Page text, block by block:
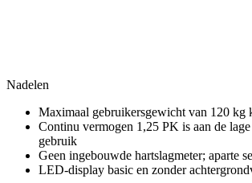
Nadelen
Maximaal gebruikersgewicht van 120 kg
Continu vermogen 1,25 PK is aan de
gebruik
Geen ingebouwde hartslagmeter; aparte
LED-display basic en zonder